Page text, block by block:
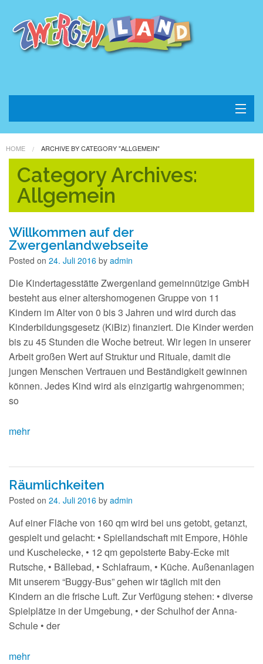
Home
Kontakt
Datenschutz
HOME ARCHIVE BY CATEGORY "ALLGEMEIN"
Category Archives:
Allgemein
Willkommen auf der
Zwergenlandwebseite
Posted on 24. Juli 2016 by admin
Die Kindertagesstätte Zwergenland gemeinnützige GmbH
besteht aus einer altershomogenen Gruppe von 11
Kindern im Alter von 0 bis 3 Jahren und wird durch das
Kinderbildungsgesetz (KiBiz) finanziert. Die Kinder werden
bis zu 45 Stunden die Woche betreut. Wir legen in unserer
Arbeit großen Wert auf Struktur und Rituale, damit die
jungen Menschen Vertrauen und Beständigkeit gewinnen
können. Jedes Kind wird als einzigartig wahrgenommen;
so
mehr
Räumlichkeiten
Posted on 24. Juli 2016 by admin
Auf einer Fläche von 160 qm wird bei uns getobt, getanzt,
gespielt und gelacht: • Spiellandschaft mit Empore, Höhle
und Kuschelecke, • 12 qm gepolsterte Baby-Ecke mit
Rutsche, • Bällebad, • Schlafraum, • Küche. Außenanlagen
Mit unserem “Buggy-Bus” gehen wir täglich mit den
Kindern an die frische Luft. Zur Verfügung stehen: • diverse
Spielplätze in der Umgebung, • der Schulhof der Anna-
Schule • der
mehr